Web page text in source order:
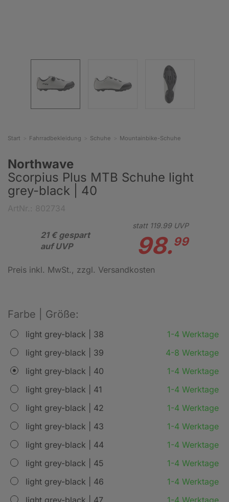
Start Fahrradbekleidung Schuhe Mountainbike-Schuhe
Northwave
Scorpius Plus MTB Schuhe light
grey-black | 40
21 € gespart
auf UVP
statt 119.99UVP
98.99
Preis inkl. MwSt., zzgl. Versandkosten
Farbe | Größe:
light grey-black | 38
1-4 Werktage
light grey-black | 39
4-8 Werktage
light grey-black | 40
1-4 Werktage
light grey-black | 41
1-4 Werktage
light grey-black | 42
1-4 Werktage
light grey-black | 43
1-4 Werktage
light grey-black | 44
1-4 Werktage
light grey-black | 45
1-4 Werktage
light grey-black | 46
1-4 Werktage
light grey-black | 47
1-4 Werktage